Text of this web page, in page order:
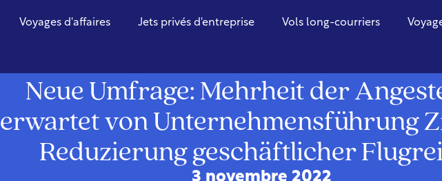
Voyages d'affaires Jets privés d'entreprise Vols long-courriers
Neue Umfrage: Mehrheit der
erwartet von Unternehmensführung
Reduzierung geschäftlicher
3 novembre 2022